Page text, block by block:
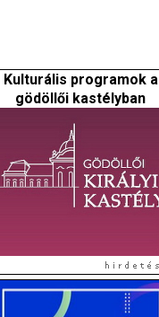
Kulturális programok a
gödöllői kastélyban